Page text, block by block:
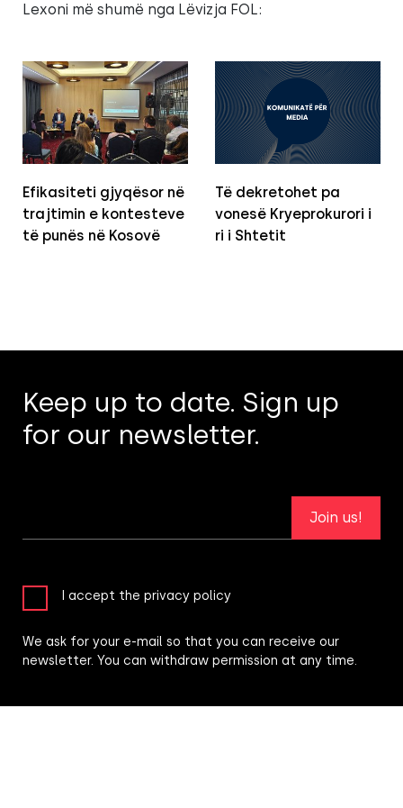
Lexoni më shumë nga Lëvizja FOL:
Efikasiteti gjyqësor në
trajtimin e kontesteve
të punës në Kosovë
Të dekretohet pa
vonesë Kryeprokurori i
ri i Shtetit
Keep up to date. Sign up
for our newsletter.
Join us!
I accept the privacy policy
We ask for your e-mail so that you can receive our
newsletter. You can withdraw permission at any time.